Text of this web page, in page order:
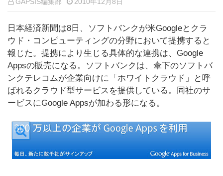
日本経済新聞は8日、ソフトバンクが米Googleとクラ
ウド・コンピューティングの分野において提携すると
報じた。提携により生じる具体的な連携は、Google
Appsの販売になる。ソフトバンクは、傘下のソフトバ
ンクテレコムが企業向けに「ホワイトクラウド」と呼
ばれるクラウド型サービスを提供している。同社のサ
ービスにGoogle Appsが加わる形になる。